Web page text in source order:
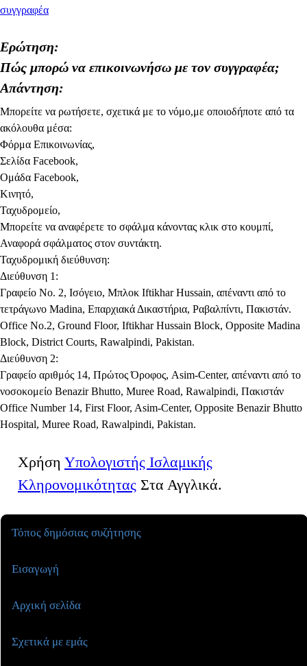
συγγραφέα
Ερώτηση:
Πώς μπορώ να επικοινωνήσω με τον συγγραφέα;
Απάντηση:
Μπορείτε να ρωτήσετε, σχετικά με το νόμο,με οποιοδήποτε από τα
ακόλουθα μέσα:
Φόρμα Επικοινωνίας,
Σελίδα Facebook,
Ομάδα Facebook,
Κινητό,
Ταχυδρομείο,
Μπορείτε να αναφέρετε το σφάλμα κάνοντας κλικ στο κουμπί,
Αναφορά σφάλματος στον συντάκτη.
Ταχυδρομική διεύθυνση:
Διεύθυνση 1:
Γραφείο Νο. 2, Ισόγειο, Μπλοκ Iftikhar Hussain, απέναντι από το
τετράγωνο Madina, Επαρχιακά Δικαστήρια, Ραβαλπίντι, Πακιστάν.
Office No.2, Ground Floor, Iftikhar Hussain Block, Opposite Madina
Block, District Courts, Rawalpindi, Pakistan.
Διεύθυνση 2:
Γραφείο αριθμός 14, Πρώτος Όροφος, Asim-Center, απέναντι από το
νοσοκομείο Benazir Bhutto, Muree Road, Rawalpindi, Πακιστάν
Office Number 14, First Floor, Asim-Center, Opposite Benazir Bhutto
Hospital, Muree Road, Rawalpindi, Pakistan.
Χρήση Υπολογιστής Ισλαμικής
Κληρονομικότητας Στα Αγγλικά.
Τόπος δημόσιας συζήτησης
Εισαγωγή
Αρχική σελίδα
Σχετικά με εμάς